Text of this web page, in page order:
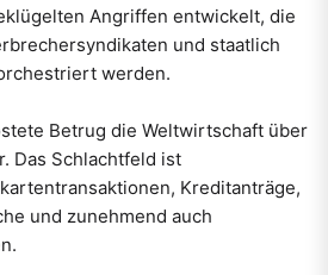
Angriffen entwickelt, die
und staatlich
werden.
Betrug die Weltwirtschaft über
Das Schlachtfeld ist
Kreditanträge,
und zunehmend auch